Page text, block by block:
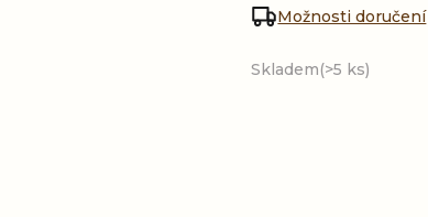
Skladem(>5 ks)
Možnosti doručení